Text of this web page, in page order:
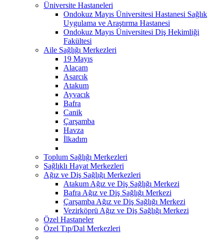
Üniversite Hastaneleri
Ondokuz Mayıs Üniversitesi Hastanesi Sağlık
Uygulama ve Araştırma Hastanesi
Ondokuz Mayıs Üniversitesi Diş Hekimliği
Fakültesi
Aile Sağlığı Merkezleri
19 Mayıs
Alaçam
Asarcık
Atakum
Ayvacık
Bafra
Canik
Çarşamba
Havza
İlkadım
Toplum Sağlığı Merkezleri
Sağlıklı Hayat Merkezleri
Ağız ve Diş Sağlığı Merkezleri
Atakum Ağız ve Diş Sağlığı Merkezi
Bafra Ağız ve Diş Sağlığı Merkezi
Çarşamba Ağız ve Diş Sağlığı Merkezi
Vezirköprü Ağız ve Diş Sağlığı Merkezi
Özel Hastaneler
Özel Tıp/Dal Merkezleri